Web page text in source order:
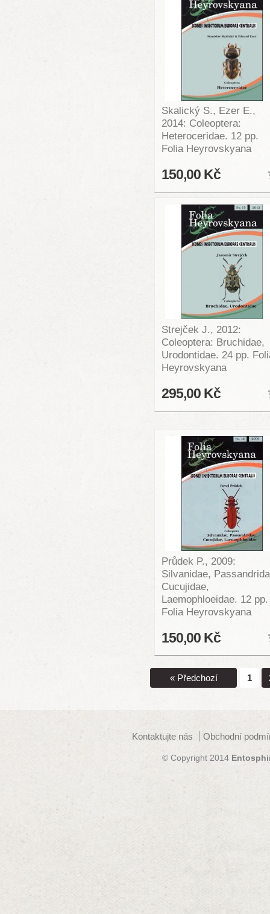
Skalický S., Ezer E.,
2014: Coleoptera:
Heteroceridae. 12 pp.
Folia Heyrovskyana
150,00 Kč
Strejček J., 2012:
Coleoptera: Bruchidae,
Urodontidae. 24 pp.
Heyrovskyana
295,00 Kč
Průdek P., 2009:
Silvanidae,
Cucujidae,
Laemophloeidae. 12 pp.
Folia Heyrovskyana
150,00 Kč
« Předchozí 1
Kontaktujte nás Obchodní
© Copyright 2014